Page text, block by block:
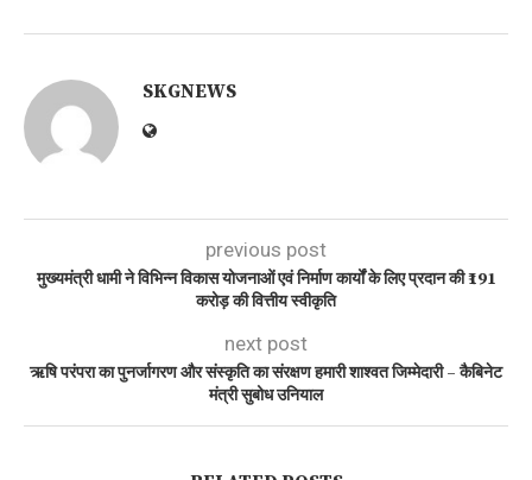
SKGNEWS
previous post
मुख्यमंत्री धामी ने विभिन्न विकास योजनाओं एवं निर्माण कार्यों के लिए प्रदान की ₹191
करोड़ की वित्तीय स्वीकृति
next post
ऋषि परंपरा का पुनर्जागरण और संस्कृति का संरक्षण हमारी शाश्वत जिम्मेदारी – कैबिनेट
मंत्री सुबोध उनियाल